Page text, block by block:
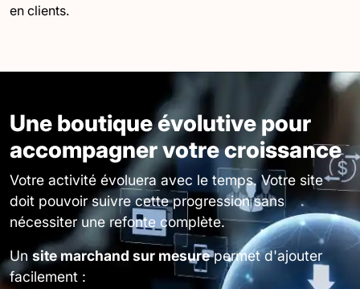
en clients.
Une boutique évolutive pour
accompagner votre croissance
Votre activité évoluera avec le temps. Votre site
doit pouvoir suivre cette progression sans
nécessiter une refonte complète.
Un site marchand sur mesurepermet d'ajouter
facilement :